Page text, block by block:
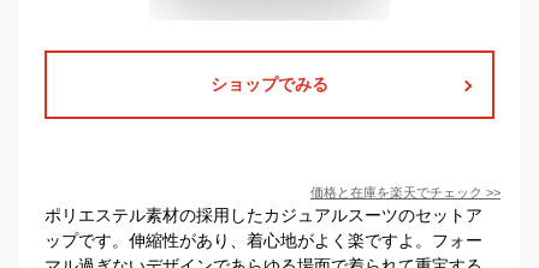
ショップでみる
価格と在庫を楽天でチェック >>
ポリエステル素材の採用したカジュアルスーツのセットア
ップです。伸縮性があり、着心地がよく楽ですよ。フォー